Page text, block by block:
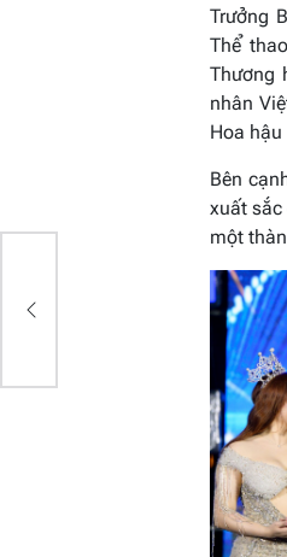
Trưởng
Thể
Thương
nhân
Hoa
Bên
xuất sắc
một